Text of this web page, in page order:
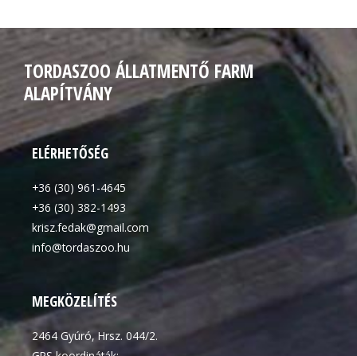
TORDASZOO ÁLLATMENTŐ FARM
ALAPÍTVÁNY
ELÉRHETŐSÉG
+36 (30) 961-4645
+36 (30) 382-1493
krisz.fedak@gmail.com
info@tordaszoo.hu
MEGKÖZELÍTÉS
2464 Gyúró, Hrsz. 044/2.